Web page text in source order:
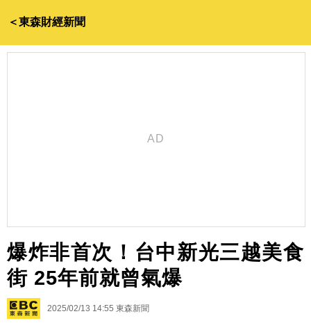
＜東森財經新聞
爆炸非首次！台中新光三越美食
街 25年前就曾氣爆
2025/02/13 14:55 東森新聞